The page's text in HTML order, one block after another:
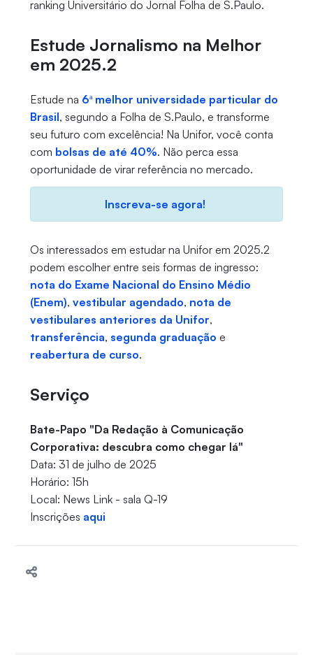
ranking Universitário do Jornal Folha de S.Paulo.
Estude Jornalismo na Melhor
em 2025.2
Estude na 6ª melhor universidade particular do
Brasil, segundo a Folha de S.Paulo, e transforme
seu futuro com excelência! Na Unifor, você conta
com bolsas de até 40%. Não perca essa
oportunidade de virar referência no mercado.
Inscreva-se agora!
Os interessados em estudar na Unifor em 2025.2
podem escolher entre seis formas de ingresso:
nota do Exame Nacional do Ensino Médio
(Enem), vestibular agendado, nota de
vestibulares anteriores da Unifor,
transferência, segunda graduação e
reabertura de curso.
Serviço
Bate-Papo "Da Redação à Comunicação
Corporativa: descubra como chegar lá"
Data: 31 de julho de 2025
Horário: 15h
Local: News Link - sala Q-19
Inscrições aqui